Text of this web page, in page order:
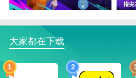
量的模拟训练赛，可以快速的获
3、名气越高，默契值的高低，决
动失误出现率。2265可以招募的
大家都在下载
1 2